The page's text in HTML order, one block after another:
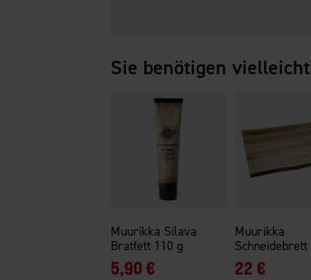
Sie benötigen
Muurikka Silava
Bratfett 110 g
5,90 €
Muurikka
Schneidebrett
22 €